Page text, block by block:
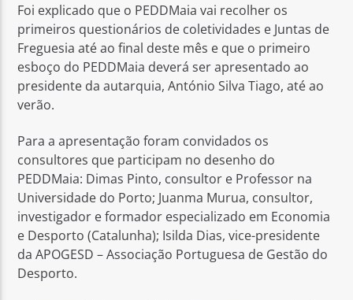
Foi explicado que o PEDDMaia vai recolher os
primeiros questionários de coletividades e Juntas de
Freguesia até ao final deste mês e que o primeiro
esboço do PEDDMaia deverá ser apresentado ao
presidente da autarquia, António Silva Tiago, até ao
verão.
Para a apresentação foram convidados os
consultores que participam no desenho do
PEDDMaia: Dimas Pinto, consultor e Professor na
Universidade do Porto; Juanma Murua, consultor,
investigador e formador especializado em Economia
e Desporto (Catalunha); Isilda Dias, vice-presidente
da APOGESD – Associação Portuguesa de Gestão do
Desporto.